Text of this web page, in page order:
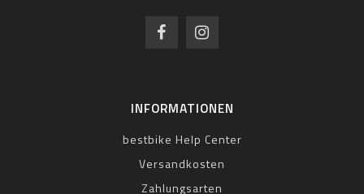
INFORMATIONEN
bestbike Help Center
Versandkosten
Zahlungsarten